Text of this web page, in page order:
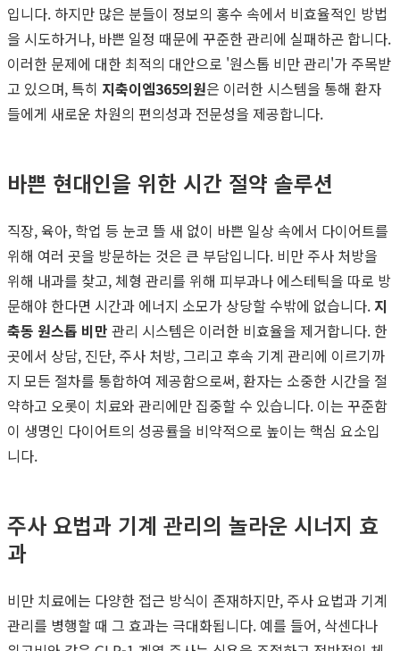
입니다. 하지만 많은 분들이 정보의 홍수 속에서 비효율적인 방법
을 시도하거나, 바쁜 일정 때문에 꾸준한 관리에 실패하곤 합니다.
이러한 문제에 대한 최적의 대안으로 '원스톱 비만 관리'가 주목받
고 있으며, 특히 지축이엠365의원은 이러한 시스템을 통해 환자
들에게 새로운 차원의 편의성과 전문성을 제공합니다.
바쁜 현대인을 위한 시간 절약 솔루션
직장, 육아, 학업 등 눈코 뜰 새 없이 바쁜 일상 속에서 다이어트를
위해 여러 곳을 방문하는 것은 큰 부담입니다. 비만 주사 처방을
위해 내과를 찾고, 체형 관리를 위해 피부과나 에스테틱을 따로 방
문해야 한다면 시간과 에너지 소모가 상당할 수밖에 없습니다. 지
축동 원스톱 비만 관리 시스템은 이러한 비효율을 제거합니다. 한
곳에서 상담, 진단, 주사 처방, 그리고 후속 기계 관리에 이르기까
지 모든 절차를 통합하여 제공함으로써, 환자는 소중한 시간을 절
약하고 오롯이 치료와 관리에만 집중할 수 있습니다. 이는 꾸준함
이 생명인 다이어트의 성공률을 비약적으로 높이는 핵심 요소입
니다.
주사 요법과 기계 관리의 놀라운 시너지 효
과
비만 치료에는 다양한 접근 방식이 존재하지만, 주사 요법과 기계
관리를 병행할 때 그 효과는 극대화됩니다. 예를 들어, 삭센다나